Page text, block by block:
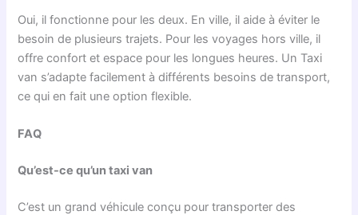
Oui, il fonctionne pour les deux. En ville, il aide à éviter le
besoin de plusieurs trajets. Pour les voyages hors ville, il
offre confort et espace pour les longues heures. Un Taxi
van s’adapte facilement à différents besoins de transport,
ce qui en fait une option flexible.
FAQ
Qu’est-ce qu’un taxi van
C’est un grand véhicule conçu pour transporter des